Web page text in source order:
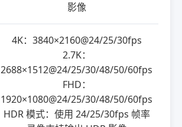
影像
4K：3840×2160@24/25/30fps
2.7K：
2688×1512@24/25/30/48/50/60fps
FHD：
1920×1080@24/25/30/48/50/60fps
HDR 模式：使用 24/25/30fps 帧率